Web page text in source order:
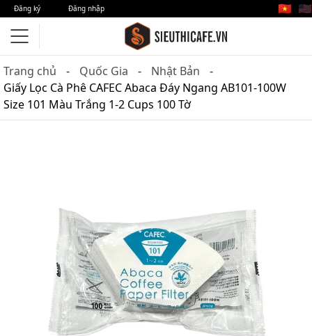
Đăng ký Đăng nhập 🇻🇳 🇺🇸
Trang chủ Quốc Gia
Nhật Bản
Giấy Lọc Cà Phê CAFEC Abaca Đáy Ngang AB101-100W
Size 101 Màu Trắng 1-2 Cups 100 Tờ